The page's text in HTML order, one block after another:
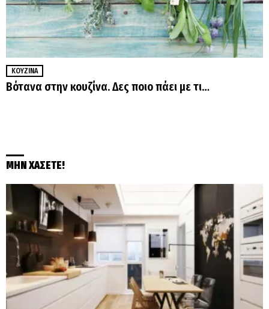
ΚΟΥΖΊΝΑ
Βότανα στην κουζίνα. Δες ποιο πάει με τι…
ΜΗΝ ΧΑΣΕΤΕ!